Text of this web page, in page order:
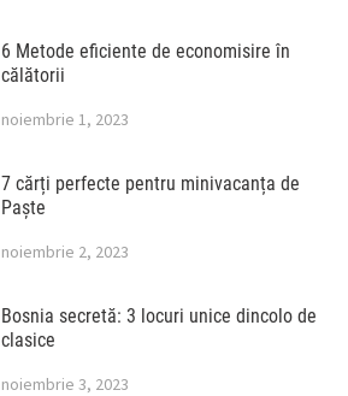
6 Metode eficiente de economisire în
călătorii
noiembrie 1, 2023
7 cărți perfecte pentru minivacanța de
Paște
noiembrie 2, 2023
Bosnia secretă: 3 locuri unice dincolo de
clasice
noiembrie 3, 2023